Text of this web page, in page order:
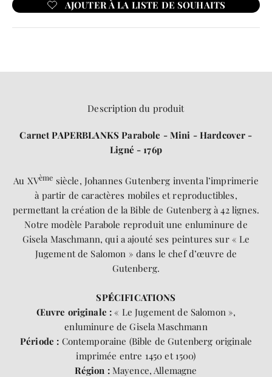
Description du produit
Carnet PAPERBLANKS Parabole - Mini - Hardcover -
Ligné - 176p
Au XVème siècle, Johannes Gutenberg inventa l’imprimerie
à partir de caractères mobiles et reproductibles,
permettant la création de la Bible de Gutenberg à 42 lignes.
Notre modèle Parabole reproduit une enluminure de
Gisela Maschmann, qui a ajouté ses peintures sur « Le
Jugement de Salomon » dans le chef d’œuvre de
Gutenberg.
SPÉCIFICATIONS
Œuvre originale :« Le Jugement de Salomon »,
enluminure de Gisela Maschmann
Période : Contemporaine (Bible de Gutenberg originale
imprimée entre 1450 et 1500)
Région : Mayence, Allemagne